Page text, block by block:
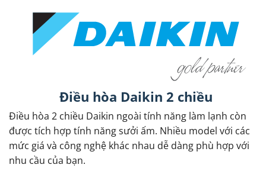
Điều hòa Daikin 2 chiều
Điều hòa 2 chiều Daikin ngoài tính năng làm lạnh còn
được tích hợp tính năng sưởi ấm. Nhiều model với các
mức giá và công nghệ khác nhau dễ dàng phù hợp với
nhu cầu của bạn.